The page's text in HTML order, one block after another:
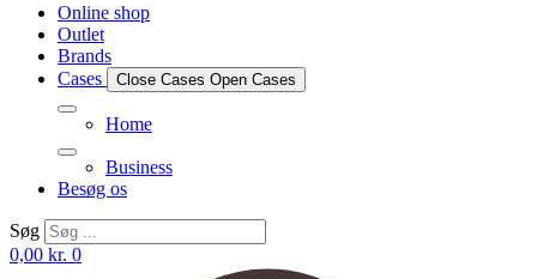
Online shop
Outlet
Brands
Cases
Close Cases Open Cases
Home
Business
Besøg os
Søg
0,00 kr. 0